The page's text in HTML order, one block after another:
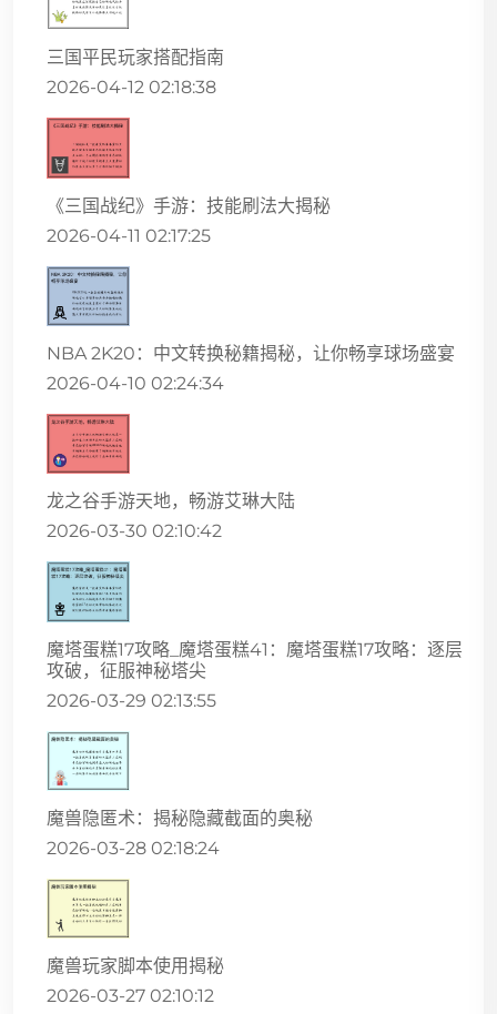
三国平民玩家搭配指南
2026-04-12 02:18:38
《三国战纪》手游：技能刷法大揭秘
2026-04-11 02:17:25
NBA 2K20：中文转换秘籍揭秘，让你畅享球场盛宴
2026-04-10 02:24:34
龙之谷手游天地，畅游艾琳大陆
2026-03-30 02:10:42
魔塔蛋糕17攻略_魔塔蛋糕41：魔塔蛋糕17攻略：逐层
攻破，征服神秘塔尖
2026-03-29 02:13:55
魔兽隐匿术：揭秘隐藏截面的奥秘
2026-03-28 02:18:24
魔兽玩家脚本使用揭秘
2026-03-27 02:10:12